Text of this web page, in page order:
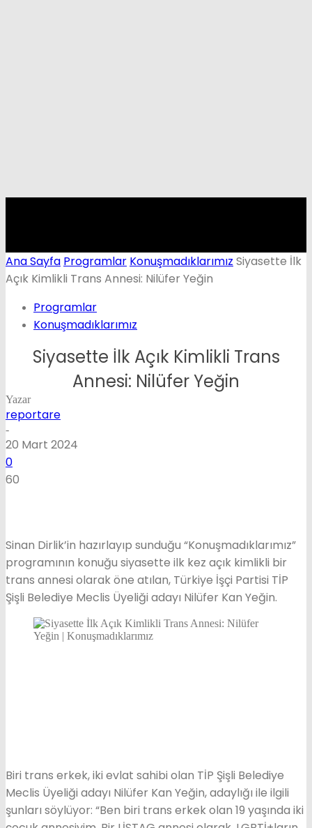
Ana Sayfa Programlar Konuşmadıklarımız Siyasette İlk
Açık Kimlikli Trans Annesi: Nilüfer Yeğin
Programlar
Konuşmadıklarımız
Siyasette İlk Açık Kimlikli Trans
Annesi: Nilüfer Yeğin
Yazar
reportare
-
20 Mart 2024
0
60
Sinan Dirlik’in hazırlayıp sunduğu “Konuşmadıklarımız”
programının konuğu siyasette ilk kez açık kimlikli bir
trans annesi olarak öne atılan, Türkiye İşçi Partisi TİP
Şişli Belediye Meclis Üyeliği adayı Nilüfer Kan Yeğin.
Biri trans erkek, iki evlat sahibi olan TİP Şişli Belediye
Meclis Üyeliği adayı Nilüfer Kan Yeğin, adaylığı ile ilgili
şunları söylüyor: “Ben biri trans erkek olan 19 yaşında iki